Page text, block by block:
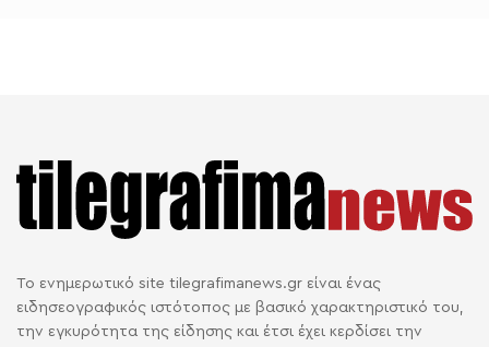
Το ενημερωτικό site tilegrafimanews.gr είναι ένας
ειδησεογραφικός ιστότοπος με βασικό χαρακτηριστικό του,
την εγκυρότητα της είδησης και έτσι έχει κερδίσει την